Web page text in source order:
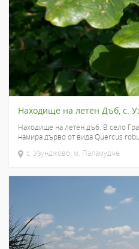
Находище на летен Дъб, с.
Находище на летен дъб. В село
намира дърво от вида Quercus
с. Узунджово, м. Паламудче